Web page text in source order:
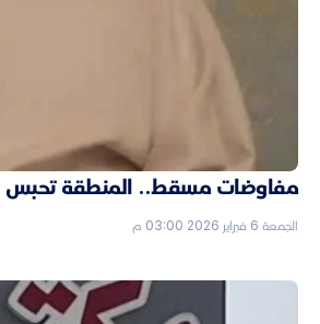
مفاوضات مسقط.. المنطقة تحبس
الجمعة 6 فبراير 2026 03:00 م